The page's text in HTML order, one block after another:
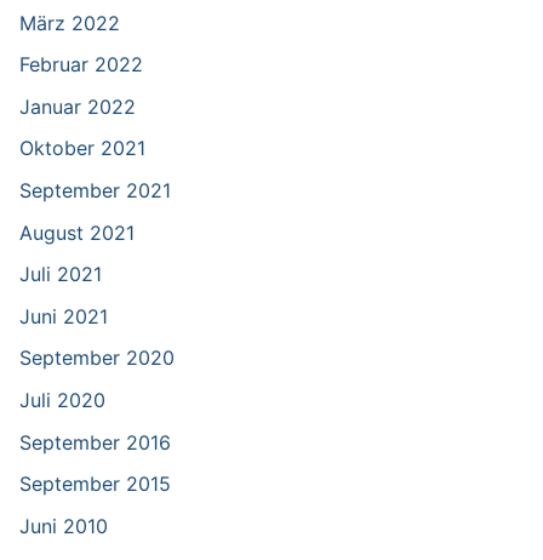
März 2022
Februar 2022
Januar 2022
Oktober 2021
September 2021
August 2021
Juli 2021
Juni 2021
September 2020
Juli 2020
September 2016
September 2015
Juni 2010